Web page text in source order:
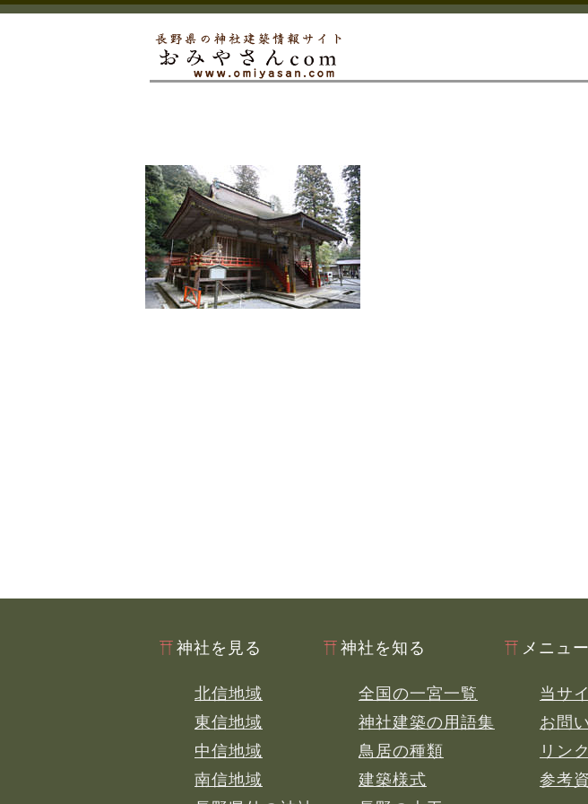
神社を見る
北信地域
東信地域
中信地域
南信地域
神社を知る
全国の一宮一覧
神社建築の用語集
鳥居の種類
建築様式
メニュー
当サ
お問
リン
参考